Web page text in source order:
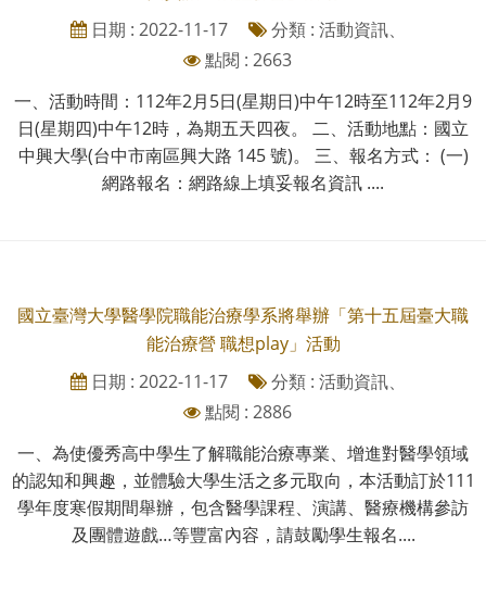
日期 : 2022-11-17
分類 : 活動資訊、
點閱 : 2663
一、活動時間：112年2月5日(星期日)中午12時至112年2月9
日(星期四)中午12時，為期五天四夜。 二、活動地點：國立
中興大學(台中市南區興大路 145 號)。 三、報名方式： (一)
網路報名：網路線上填妥報名資訊 ....
國立臺灣大學醫學院職能治療學系將舉辦「第十五屆臺大職
能治療營 職想play」活動
日期 : 2022-11-17
分類 : 活動資訊、
點閱 : 2886
一、為使優秀高中學生了解職能治療專業、增進對醫學領域
的認知和興趣，並體驗大學生活之多元取向，本活動訂於111
學年度寒假期間舉辦，包含醫學課程、演講、醫療機構參訪
及團體遊戲…等豐富內容，請鼓勵學生報名....